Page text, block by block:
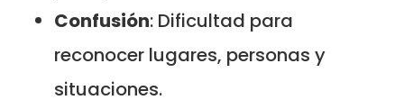
Confusión: Dificultad para
reconocer lugares, personas y
situaciones.